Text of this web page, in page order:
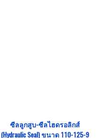
ซีลลูกสูบ-ซีลไฮดรอลิกส์
(Hydraulic Seal) ขนาด 110-125-9